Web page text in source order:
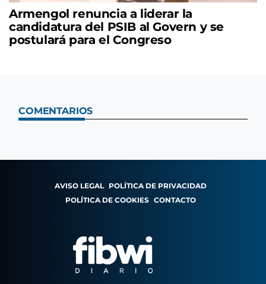
Armengol renuncia a liderar la
candidatura del PSIB al Govern y se
postulará para el Congreso
COMENTARIOS
AVISO LEGAL POLÍTICA DE PRIVACIDAD
POLÍTICA DE COOKIES CONTACTO